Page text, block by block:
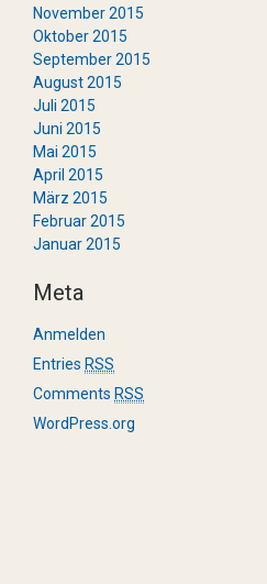
November 2015
Oktober 2015
September 2015
August 2015
Juli 2015
Juni 2015
Mai 2015
April 2015
März 2015
Februar 2015
Januar 2015
Meta
Anmelden
Entries RSS
Comments RSS
WordPress.org